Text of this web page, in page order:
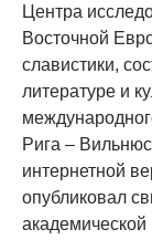
Центра
Восточной
славистики,
литературе и
Рига –
интернетной
опубликовал